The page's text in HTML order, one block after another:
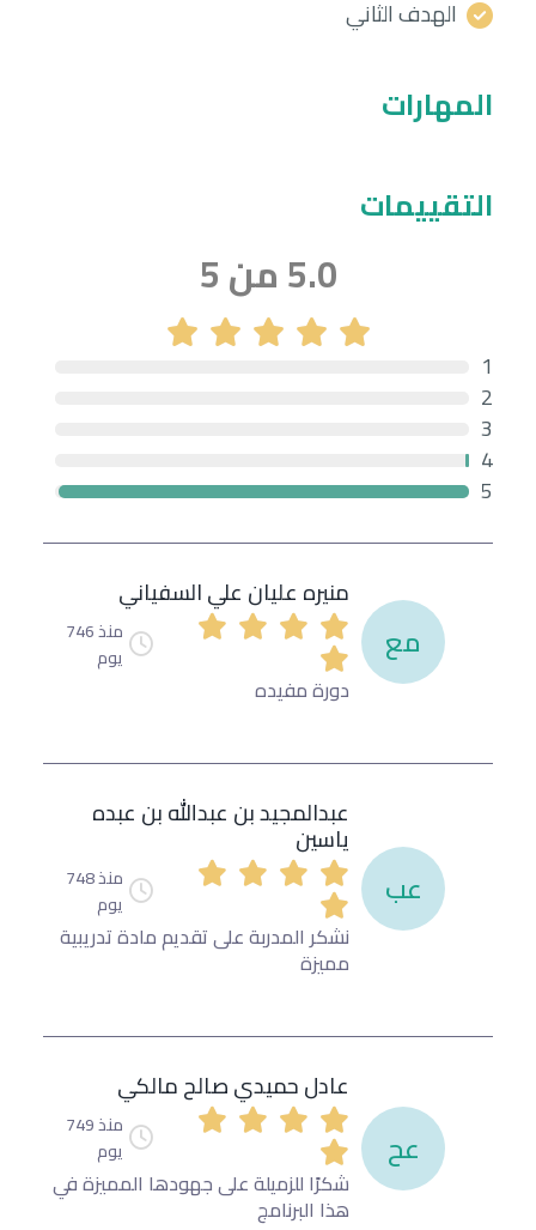
الهدف الثاني
المهارات
التقييمات
5.0 من 5
1
2
3
4
5
مع
منيره عليان علي السفياني
منذ 746
يوم
دورة مفيده
عب
عبدالمجيد بن عبدالله بن عبده
ياسين
منذ 748
يوم
نشكر المدربة على تقديم مادة تدريبية
مميزة
عح
عادل حميدي صالح مالكي
منذ 749
يوم
شكرًا للزميلة على جهودها المميزة في
هذا البرنامج